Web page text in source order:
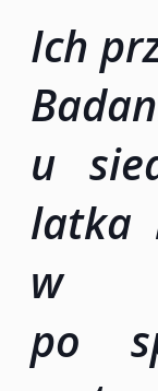
Ich
u
latka
w
po